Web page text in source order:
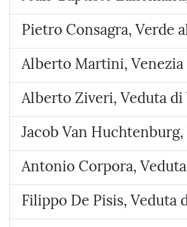
Pietro Consagra, Verde
Alberto Martini, Venezia
Alberto Ziveri, Veduta di
Jacob Van
Antonio Corpora,
Filippo De Pisis, Veduta